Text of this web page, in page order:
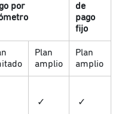
por
de
pago
fijo
Plan
amplio
Plan
amplio
✓ ✓